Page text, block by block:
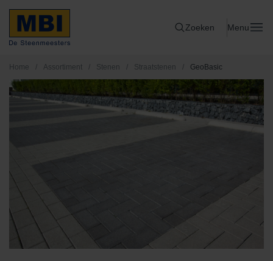
Zoeken Menu
Home / Assortiment / Stenen / Straatstenen / GeoBasic